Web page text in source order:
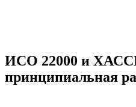
ИСО 22000 и
принципиальная